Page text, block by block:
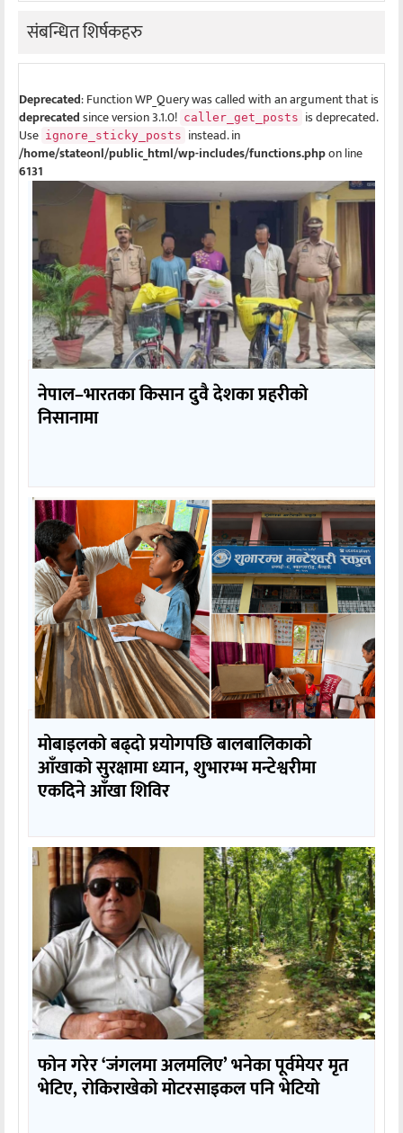
संबन्धित शिर्षकहरु
Deprecated: Function WP_Query was called with an argument that is
deprecatedsince version 3.1.0! caller_get_posts is deprecated.
Use ignore_sticky_posts instead. in
/home/stateonl/public_html/wp-includes/functions.phpon line
6131
नेपाल–भारतका किसान दुवै देशका प्रहरीको
निसानामा
मोबाइलको बढ्दो प्रयोगपछि बालबालिकाको
आँखाको सुरक्षामा ध्यान, शुभारम्भ मन्टेश्वरीमा
एकदिने आँखा शिविर
फोन गरेर ‘जंगलमा अलमलिए’ भनेका पूर्वमेयर मृत
भेटिए, रोकिराखेको मोटरसाइकल पनि भेटियो